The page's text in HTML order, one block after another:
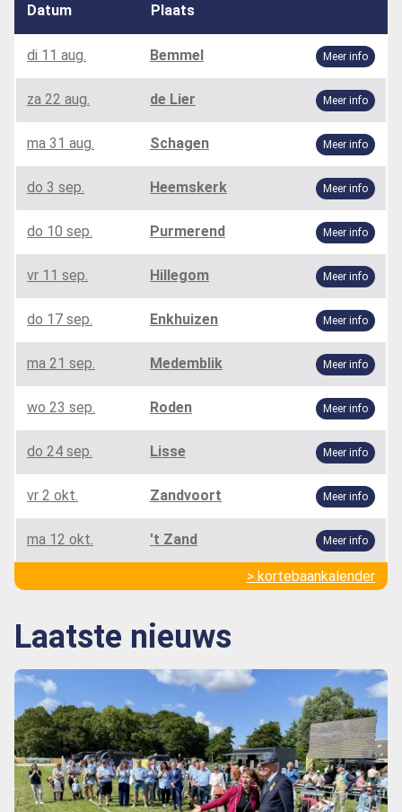
Datum Plaats
di 11 aug. Bemmel Meer info
za 22 aug. de Lier Meer info
ma 31 aug. Schagen Meer info
do 3 sep. Heemskerk Meer info
do 10 sep. Purmerend Meer info
vr 11 sep. Hillegom Meer info
do 17 sep. Enkhuizen Meer info
ma 21 sep. Medemblik Meer info
wo 23 sep. Roden Meer info
do 24 sep. Lisse Meer info
vr 2 okt. Zandvoort Meer info
ma 12 okt. 't Zand Meer info
> kortebaankalender
Laatste nieuws